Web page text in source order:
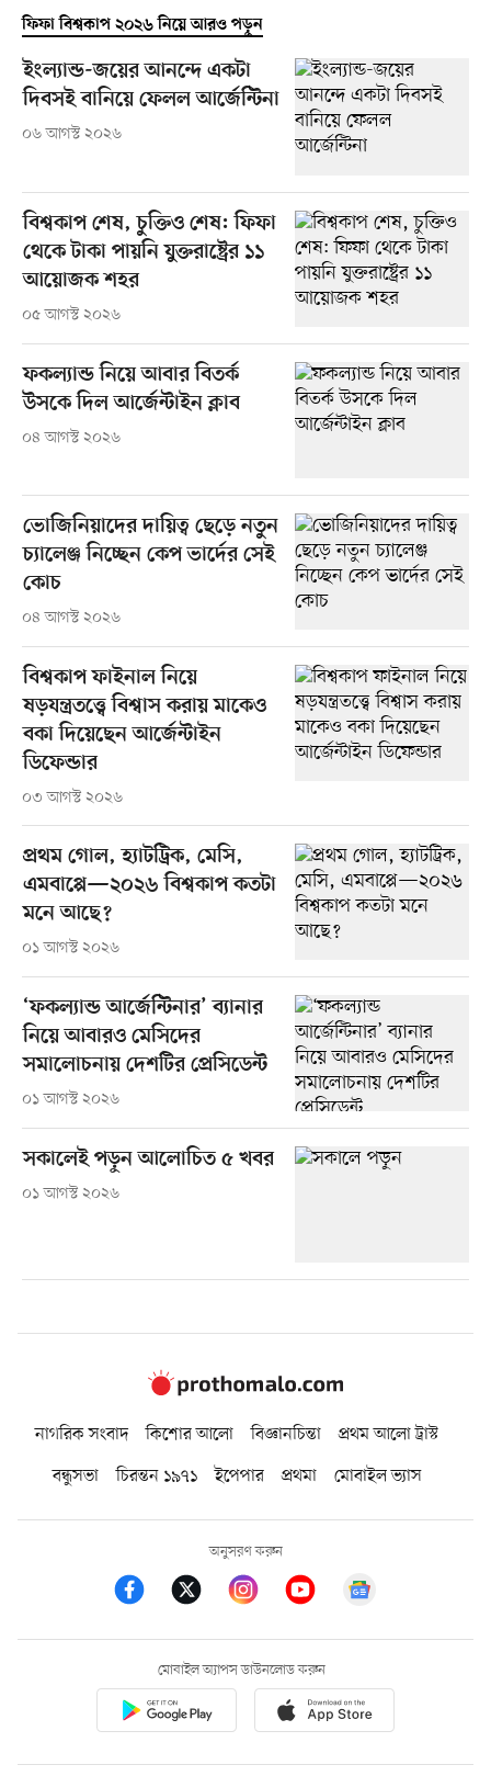
ফিফা বিশ্বকাপ ২০২৬ নিয়ে আরও পড়ুন
ইংল্যান্ড-জয়ের আনন্দে একটা
দিবসই বানিয়ে ফেলল আর্জেন্টিনা
০৬ আগস্ট ২০২৬
বিশ্বকাপ শেষ, চুক্তিও শেষ: ফিফা
থেকে টাকা পায়নি যুক্তরাষ্ট্রের ১১
আয়োজক শহর
০৫ আগস্ট ২০২৬
ফকল্যান্ড নিয়ে আবার বিতর্ক
উসকে দিল আর্জেন্টাইন ক্লাব
০৪ আগস্ট ২০২৬
ভোজিনিয়াদের দায়িত্ব ছেড়ে নতুন
চ্যালেঞ্জ নিচ্ছেন কেপ ভার্দের সেই
কোচ
০৪ আগস্ট ২০২৬
বিশ্বকাপ ফাইনাল নিয়ে
ষড়যন্ত্রতত্ত্বে বিশ্বাস করায় মাকেও
বকা দিয়েছেন আর্জেন্টাইন
ডিফেন্ডার
০৩ আগস্ট ২০২৬
প্রথম গোল, হ্যাটট্রিক, মেসি,
এমবাপ্পে—২০২৬ বিশ্বকাপ কতটা
মনে আছে?
০১ আগস্ট ২০২৬
‘ফকল্যান্ড আর্জেন্টিনার’ ব্যানার
নিয়ে আবারও মেসিদের
সমালোচনায় দেশটির প্রেসিডেন্ট
০১ আগস্ট ২০২৬
সকালেই পড়ুন আলোচিত ৫ খবর
০১ আগস্ট ২০২৬
নাগরিক সংবাদ কিশোর আলো বিজ্ঞানচিন্তা
প্রথম আলো ট্রাস্ট
বন্ধুসভা
চিরন্তন ১৯৭১ ইপেপার প্রথমা মোবাইল ভ্যাস
অনুসরণ করুন
মোবাইল অ্যাপস ডাউনলোড করুন